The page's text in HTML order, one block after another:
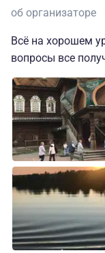
об организаторе
Всё на хорошем
вопросы все